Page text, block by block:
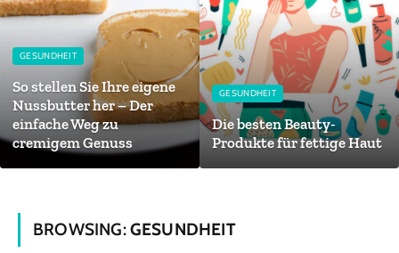
GESUNDHEIT
So stellen Sie Ihre eigene
Nussbutter her – Der
einfache Weg zu
cremigem Genuss
GESUNDHEIT
Die besten Beauty-
Produkte für fettige Haut
BROWSING:GESUNDHEIT